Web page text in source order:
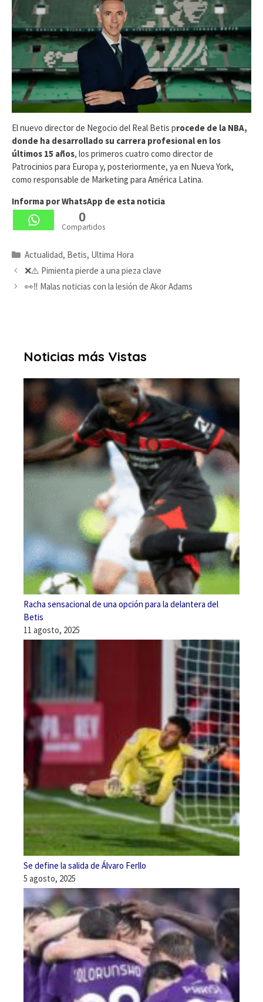
El nuevo director de Negocio del Real Betis procede de la NBA,
donde ha desarrollado su carrera profesional en los
últimos 15 años, los primeros cuatro como director de
Patrocinios para Europa y, posteriormente, ya en Nueva York,
como responsable de Marketing para América Latina.
Informa por WhatsApp de esta noticia
0
Compartidos
Categorías
Actualidad, Betis, Ultima Hora
❌⚠️ Pimienta pierde a una pieza clave
👀‼️ Malas noticias con la lesión de Akor Adams
Noticias más Vistas
Racha sensacional de una opción para la delantera del
Betis
11 agosto, 2025
Se define la salida de Álvaro Ferllo
5 agosto, 2025